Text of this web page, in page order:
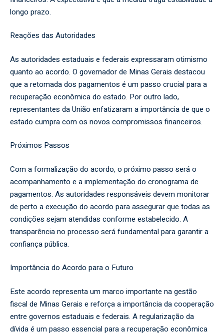
longo prazo.
Reações das Autoridades
As autoridades estaduais e federais expressaram otimismo
quanto ao acordo. O governador de Minas Gerais destacou
que a retomada dos pagamentos é um passo crucial para a
recuperação econômica do estado. Por outro lado,
representantes da União enfatizaram a importância de que o
estado cumpra com os novos compromissos financeiros.
Próximos Passos
Com a formalização do acordo, o próximo passo será o
acompanhamento e a implementação do cronograma de
pagamentos. As autoridades responsáveis devem monitorar
de perto a execução do acordo para assegurar que todas as
condições sejam atendidas conforme estabelecido. A
transparência no processo será fundamental para garantir a
confiança pública.
Importância do Acordo para o Futuro
Este acordo representa um marco importante na gestão
fiscal de Minas Gerais e reforça a importância da cooperação
entre governos estaduais e federais. A regularização da
dívida é um passo essencial para a recuperação econômica